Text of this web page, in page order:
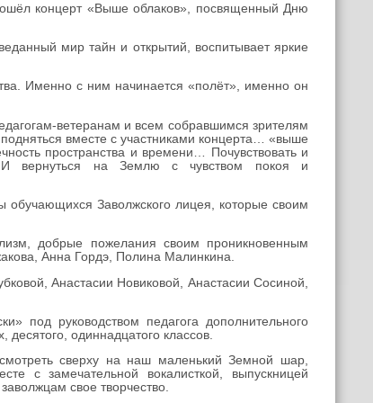
концерт «Выше облаков», посвященный Дню
мир тайн и открытий, воспитывает яркие
Именно с ним начинается «полёт», именно он
ветеранам и всем собравшимся зрителям
вместе с участниками концерта… «выше
пространства и времени… Почувствовать и
И вернуться на Землю с чувством покоя и
Заволжского лицея, которые своим
добрые пожелания своим проникновенным
Анна Гордэ, Полина Малинкина.
Анастасии Новиковой, Анастасии Сосиной,
руководством педагога дополнительного
одиннадцатого классов.
сверху на наш маленький Земной шар,
с замечательной вокалисткой, выпускницей
свое творчество.